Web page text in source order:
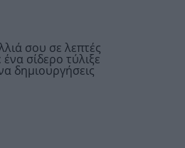
σου σε λεπτές
σίδερο τύλιξε
δημιουργήσεις